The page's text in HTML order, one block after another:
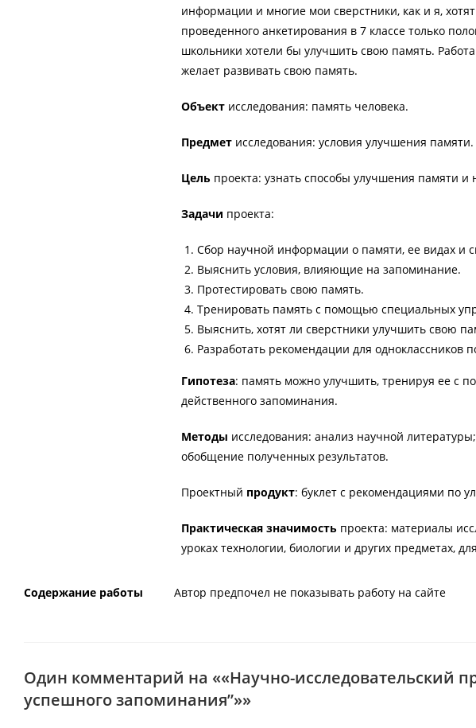
информации и многие мои сверстники, как и я,
проведенного анкетирования в 7 классе только
школьники хотели бы улучшить свою память.
желает развивать свою память.
Объект исследования: память человека.
Предмет исследования: условия улучшения памяти.
Цель проекта: узнать способы улучшения памяти
Задачи проекта:
Сбор научной информации о памяти, ее видах и
Выяснить условия, влияющие на запоминание.
Протестировать свою память.
Тренировать память с помощью специальных
Выяснить, хотят ли сверстники улучшить свою
Разработать рекомендации для одноклассников
Гипотеза: память можно улучшить, тренируя ее с
действенного запоминания.
Методы исследования: анализ научной
обобщение полученных результатов.
Проектный продукт: буклет с рекомендациями по
Практическая значимость проекта: материалы
уроках технологии, биологии и других предметах,
Содержание работы Автор предпочел не показывать работу на сайте
Один комментарий на ««Научно-исследовательский
успешного запоминания”»»